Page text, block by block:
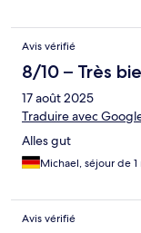
Avis vérifié
8/10 – Très
17 août 2025
Traduire avec
Alles gut
Michael, séjour de
Avis vérifié